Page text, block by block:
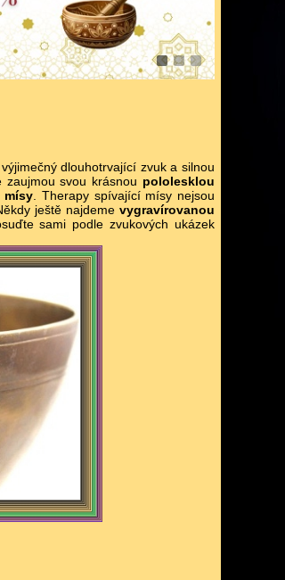
dlouhotrvající zvuk a silnou
svou krásnou pololesklou
mísy . Therapy spívající mísy nejsou
ještě najdeme vygravírovanou
sami podle zvukových ukázek